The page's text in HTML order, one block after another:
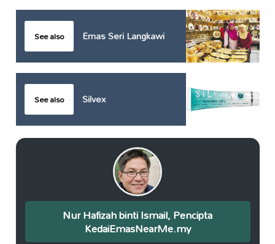
See also Emas Seri Langkawi
See also Silvex
Nur Hafizah binti Ismail, Pencipta
KedaiEmasNearMe.my